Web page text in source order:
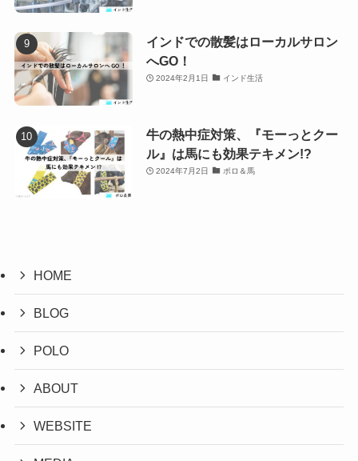
インドでの散髪はローカルサロン
へGO！
2024年2月1日 インド生活
牛の熱中症対策、『モーっとクー
ル』は馬にも効果テキメン!?
2024年7月2日 ポロ＆馬
HOME
BLOG
POLO
ABOUT
WEBSITE